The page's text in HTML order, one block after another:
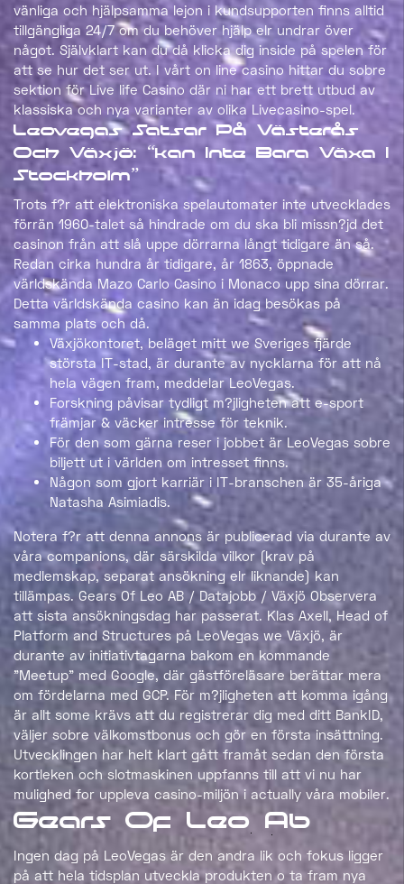
vänliga och hjälpsamma lejon i kundsupporten finns alltid
tillgängliga 24/7 om du behöver hjälp elr undrar över
något. Självklart kan du då klicka dig inside på spelen för
att se hur det ser ut. I vårt on line casino hittar du sobre
sektion för Live life Casino där ni har ett brett utbud av
klassiska och nya varianter av olika Livecasino-spel.
Leovegas Satsar På Västerås
Och Växjö: “kan Inte Bara Växa I
Stockholm”
Trots f?r att elektroniska spelautomater inte utvecklades
förrän 1960-talet så hindrade om du ska bli missn?jd det
casinon från att slå uppe dörrarna långt tidigare än så.
Redan cirka hundra år tidigare, år 1863, öppnade
världskända Mazo Carlo Casino i Monaco upp sina dörrar.
Detta världskända casino kan än idag besökas på
samma plats och då.
Växjökontoret, beläget mitt we Sveriges fjärde
största IT-stad, är durante av nycklarna för att nå
hela vägen fram, meddelar LeoVegas.
Forskning påvisar tydligt m?jligheten att e-sport
främjar & väcker intresse för teknik.
För den som gärna reser i jobbet är LeoVegas sobre
biljett ut i världen om intresset finns.
Någon som gjort karriär i IT-branschen är 35-åriga
Natasha Asimiadis.
Notera f?r att denna annons är publicerad via durante av
våra companions, där särskilda vilkor (krav på
medlemskap, separat ansökning elr liknande) kan
tillämpas. Gears Of Leo AB / Datajobb / Växjö Observera
att sista ansökningsdag har passerat. Klas Axell, Head of
Platform and Structures på LeoVegas we Växjö, är
durante av initiativtagarna bakom en kommande
”Meetup” med Google, där gästföreläsare berättar mera
om fördelarna med GCP. För m?jligheten att komma igång
är allt some krävs att du registrerar dig med ditt BankID,
väljer sobre välkomstbonus och gör en första insättning.
Utvecklingen har helt klart gått framåt sedan den första
kortleken och slotmaskinen uppfanns till att vi nu har
mulighed for uppleva casino-miljön i actually våra mobiler.
Gears Of Leo Ab
Ingen dag på LeoVegas är den andra lik och fokus ligger
på att hela tidsplan utveckla produkten o ta fram nya